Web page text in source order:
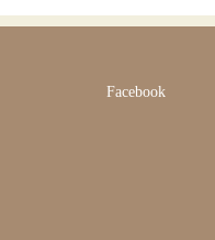
Facebook